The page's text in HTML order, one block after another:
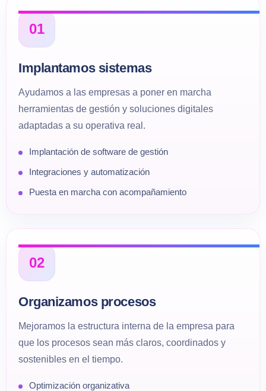
01
Implantamos sistemas
Ayudamos a las empresas a poner en marcha
herramientas de gestión y soluciones digitales
adaptadas a su operativa real.
Implantación de software de gestión
Integraciones y automatización
Puesta en marcha con acompañamiento
02
Organizamos procesos
Mejoramos la estructura interna de la empresa para
que los procesos sean más claros, coordinados y
sostenibles en el tiempo.
Optimización organizativa